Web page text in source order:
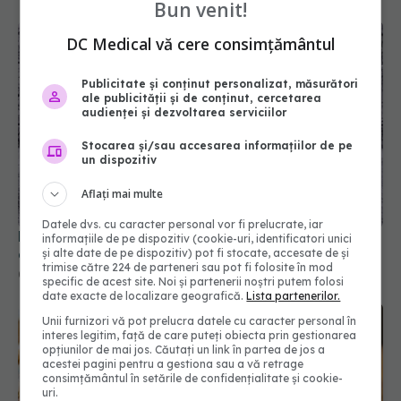
De ce să pui miezul de nucă în apă înainte de
consum
01 feb 2026, 09:00
Bun venit!
DC Medical vă cere consimțământul
Publicitate și conținut personalizat, măsurători
ale publicității și de conținut, cercetarea
audienței și dezvoltarea serviciilor
Stocarea și/sau accesarea informațiilor de pe
un dispozitiv
Aflați mai multe
Datele dvs. cu caracter personal vor fi prelucrate, iar
informațiile de pe dispozitiv (cookie-uri, identificatori unici
și alte date de pe dispozitiv) pot fi stocate, accesate de și
trimise către 224 de parteneri sau pot fi folosite în mod
specific de acest site. Noi și partenerii noștri putem folosi
date exacte de localizare geografică.Lista partenerilor.
Unii furnizori vă pot prelucra datele cu caracter personal în
interes legitim, față de care puteți obiecta prin gestionarea
opțiunilor de mai jos. Căutați un link în partea de jos a
acestei pagini pentru a gestiona sau a vă retrage
consimțământul în setările de confidențialitate și cookie-
uri.